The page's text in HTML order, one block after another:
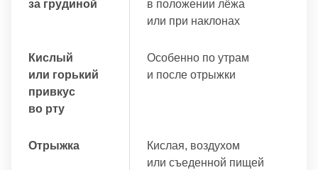
за грудиной
в положении лёжа
или при наклонах
Кислый
или горький
привкус
во рту
Особенно по утрам
и после отрыжки
Отрыжка
Кислая, воздухом
или съеденной пищей